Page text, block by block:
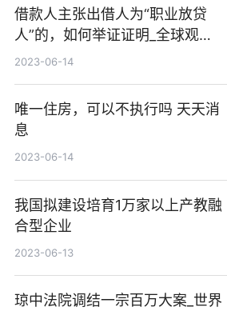
借款人主张出借人为“职业放贷
人”的，如何举证证明_全球观速
讯
2023-06-14
唯一住房，可以不执行吗 天天消
息
2023-06-14
我国拟建设培育1万家以上产教融
合型企业
2023-06-13
琼中法院调结一宗百万大案_世界